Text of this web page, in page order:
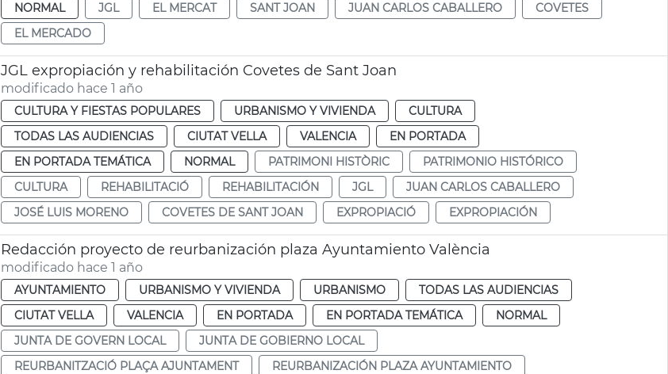
NORMAL
JGL EL MERCAT SANT JOAN JUAN CARLOS CABALLERO
COVETES
EL MERCADO
JGL expropiación y rehabilitación Covetes de Sant Joan
modificado hace 1 año
CULTURA Y FIESTAS POPULARES URBANISMO Y VIVIENDA
CULTURA
TODAS LAS AUDIENCIAS
CIUTAT VELLA VALENCIA
EN PORTADA
EN PORTADA TEMÁTICA
NORMAL PATRIMONI HISTÒRIC
PATRIMONIO HISTÓRICO
CULTURA
REHABILITACIÓ REHABILITACIÓN JGL
JUAN CARLOS CABALLERO
JOSÉ LUIS MORENO
COVETES DE SANT JOAN EXPROPIACIÓ EXPROPIACIÓN
Redacción proyecto de reurbanización plaza Ayuntamiento València
modificado hace 1 año
AYUNTAMIENTO URBANISMO Y VIVIENDA URBANISMO
TODAS LAS AUDIENCIAS
CIUTAT VELLA
VALENCIA EN PORTADA EN PORTADA TEMÁTICA
NORMAL
JUNTA DE GOVERN LOCAL
JUNTA DE GOBIERNO LOCAL
REURBANITZACIÓ PLAÇA AJUNTAMENT
REURBANIZACIÓN PLAZA AYUNTAMIENTO